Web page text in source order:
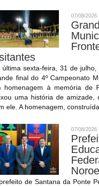
07/08/2026
última sexta-feira, 31 de
final do 4º Campeonato
homenagem à memória de
uma história de
ele. A homenagem,
07/08/2026
de Santana da Ponte